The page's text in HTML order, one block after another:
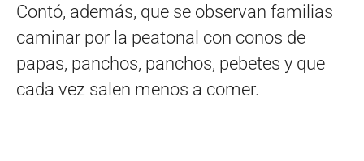
Contó, además, que se observan familias
caminar por la peatonal con conos de
papas, panchos, panchos, pebetes y que
cada vez salen menos a comer.